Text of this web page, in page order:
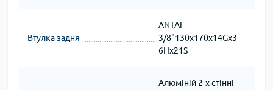
Втулка задня
ANTAI
3/8"130х170х14Gх3
6Hх21S
Алюміній 2-х стінні